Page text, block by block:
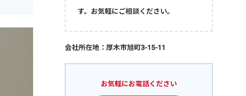
す。お気軽にご相談ください。
会社所在地：厚木市旭町3-15-11
お気軽にお電話ください